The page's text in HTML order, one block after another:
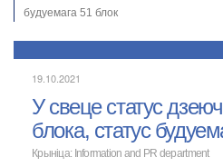
будуемага 51 блок
19.10.2021
У свеце статус
блока, статус
Крыніца: Information and PR department